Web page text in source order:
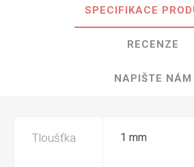
SPECIFIKACE
RECENZE
NAPIŠTE NÁM
Tloušťka 1 mm